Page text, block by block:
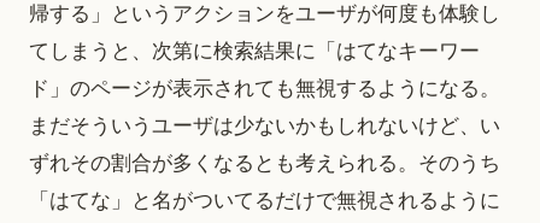
帰する」というアクションをユーザが何度も体験し
てしまうと、次第に検索結果に「はてなキーワー
ド」のページが表示されても無視するようになる。
まだそういうユーザは少ないかもしれないけど、い
ずれその割合が多くなるとも考えられる。そのうち
「はてな」と名がついてるだけで無視されるように